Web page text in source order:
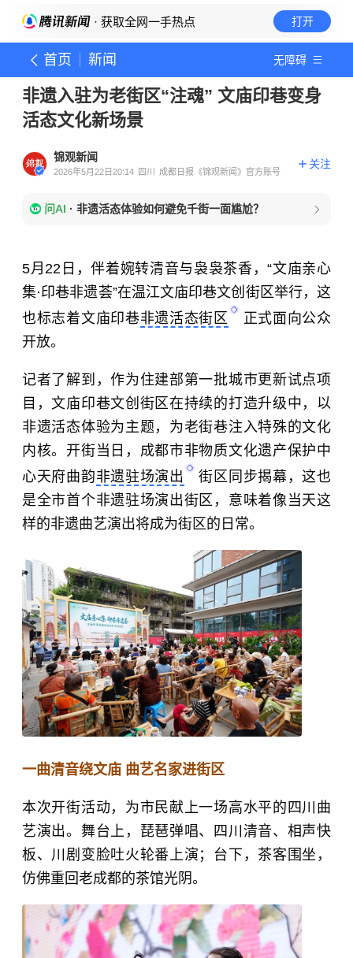
· 获取全网一手热点 打开
首页 新闻 无障碍
非遗入驻为老街区“注魂” 文庙印巷变身
活态文化新场景
锦观新闻
2026年5月22日20:14 四川 成都日报《锦观新闻》官方账号
关注
问AI · 非遗活态体验如何避免千街一面尴尬？
5月22日，伴着婉转清音与袅袅茶香，“文庙亲心
集·印巷非遗荟”在温江文庙印巷文创街区举行，这
也标志着文庙印巷非遗活态街区
正式面向公众
开放。
记者了解到，作为住建部第一批城市更新试点项
目，文庙印巷文创街区在持续的打造升级中，以
非遗活态体验为主题，为老街巷注入特殊的文化
内核。开街当日，成都市非物质文化遗产保护中
心天府曲韵非遗驻场演出
街区同步揭幕，这也
是全市首个非遗驻场演出街区，意味着像当天这
样的非遗曲艺演出将成为街区的日常。
一曲清音绕文庙 曲艺名家进街区
本次开街活动，为市民献上一场高水平的四川曲
艺演出。舞台上，琵琶弹唱、四川清音、相声快
板、川剧变脸吐火轮番上演；台下，茶客围坐，
仿佛重回老成都的茶馆光阴。